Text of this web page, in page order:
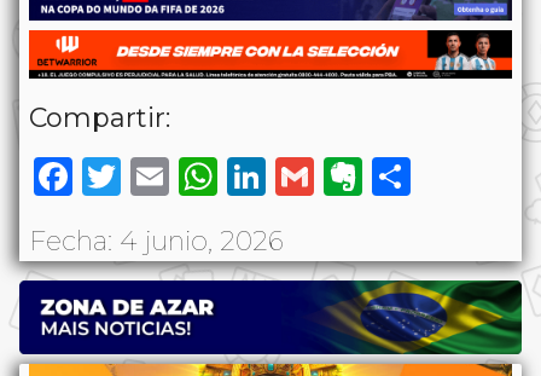
Compartir:
Facebook
Twitter
EmailWhatsApp
LinkedIn
GmailEvernote
Fecha: 4 junio, 2026